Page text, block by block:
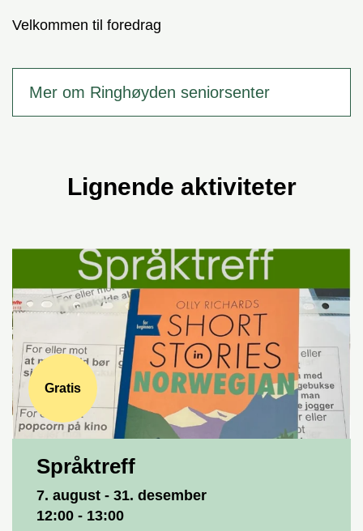
Velkommen til foredrag
Mer om Ringhøyden seniorsenter
Lignende aktiviteter
Gratis
Språktreff
7. august - 31. desember
12:00 - 13:00